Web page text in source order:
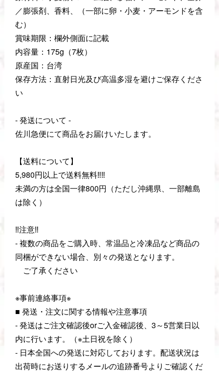
／膨張剤、香料、（一部に卵・小麦・アーモンドを含
む）
賞味期限：欄外側面に記載
内容量：175g（7枚）
原産国：台湾
保存方法：直射日光及び高温多湿を避けご保存くださ
い
- 発送について -
佐川急便にて商品をお届けいたします。
【送料について】
5,980円以上で送料無料‼️‼️
未満の方は全国一律800円（ただし沖縄県、一部離島
は除く）
‼️注意‼️
- 複数の商品をご購入時、常温品と冷凍品など商品の
同梱ができない場合、別々の発送となります。
ご了承ください
※事前連絡事項※
■ 発送・注文に関する情報や注意事項
- 発送はご注文確認後orご入金確認後、3～5営業日以
内に行います。（※土日祝を除く）
- 日本全国への発送に対応しております。配送状況は
出荷時にお送りするメールの追跡番号よりご確認くだ